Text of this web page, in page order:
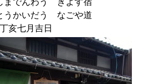
でんわう きよす宿
かいだう なごや道
七月吉日